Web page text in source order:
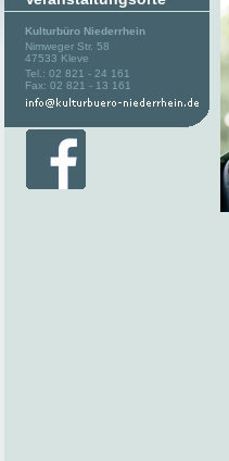
Kulturbüro Niederrhein
Nimweger Str. 58
47533 Kleve
Tel.: 02 821 - 24 161
Fax: 02 821 - 13 161